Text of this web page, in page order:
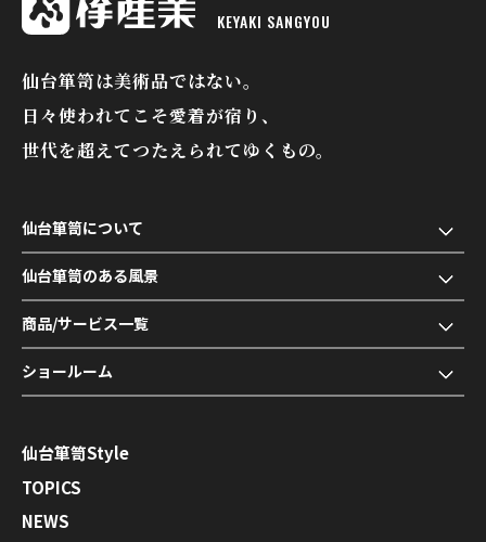
KEYAKI SANGYOU
仙台箪笥は美術品ではない。
日々使われてこそ愛着が宿り、
世代を超えてつたえられてゆくもの。
仙台箪笥について
仙台箪笥のある風景
商品/サービス一覧
ショールーム
仙台箪笥Style
TOPICS
NEWS